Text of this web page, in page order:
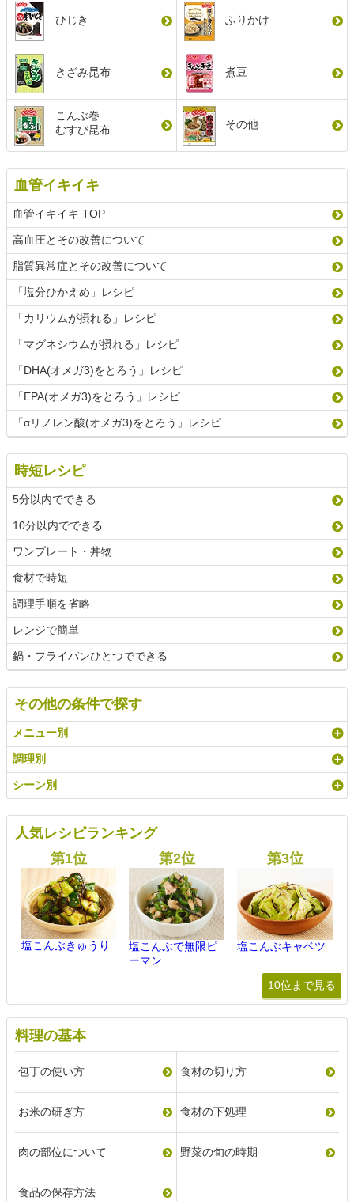
ひじき ふりかけ
きざみ昆布 煮豆
こんぶ巻
むすび昆布
その他
血管イキイキ
血管イキイキ TOP
高血圧とその改善について
脂質異常症とその改善について
「塩分ひかえめ」レシピ
「カリウムが摂れる」レシピ
「マグネシウムが摂れる」レシピ
「DHA(オメガ3)をとろう」レシピ
「EPA(オメガ3)をとろう」レシピ
「αリノレン酸(オメガ3)をとろう」レシピ
時短レシピ
5分以内でできる
10分以内でできる
ワンプレート・丼物
食材で時短
調理手順を省略
レンジで簡単
鍋・フライパンひとつでできる
その他の条件で探す
メニュー別
調理別
シーン別
人気レシピランキング
塩こんぶきゅうり
塩こんぶで無限ピ
ーマン
塩こんぶキャベツ
10位まで見る
料理の基本
包丁の使い方 食材の切り方
お米の研ぎ方 食材の下処理
肉の部位について 野菜の旬の時期
食品の保存方法